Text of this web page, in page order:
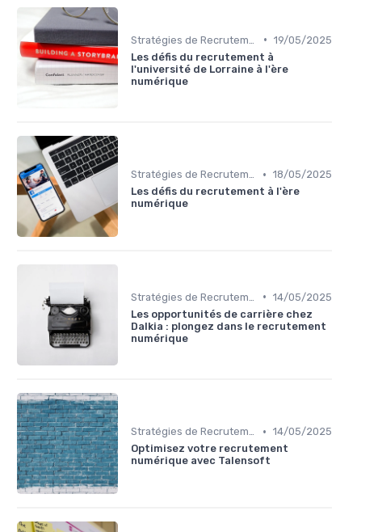
• 19/05/2025
Les défis du recrutement à
l'université de Lorraine à l'ère
numérique
Stratégies de Recrutement Digital • 18/05/2025
Les défis du recrutement à l'ère
numérique
• 14/05/2025
Les opportunités de carrière chez
Dalkia : plongez dans le recrutement
numérique
Stratégies de Recrutement Digital • 14/05/2025
Optimisez votre recrutement
numérique avec Talensoft